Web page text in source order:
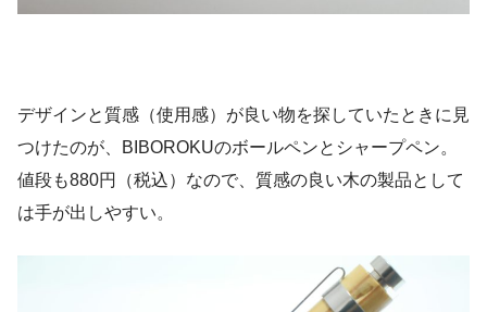
デザインと質感（使用感）が良い物を探していたときに見
つけたのが、BIBOROKUのボールペンとシャープペン。
値段も880円（税込）なので、質感の良い木の製品として
は手が出しやすい。